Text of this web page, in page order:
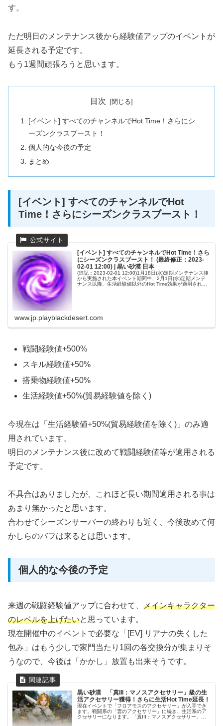
す。
ただ明日のメンテナンス後から経験値アップのイベントが
延長される予定です。
もう1週間頑張ろうと思います。
目次
[イベント] すべてのチャンネルでHot Time！さらにシ
ーズンクラスブースト！
個人的な今後の予定
まとめ
[イベント] すべてのチャンネルでHot
Time！さらにシーズンクラスブースト！
[イベント] すべてのチャンネルでHot Time！さら
にシーズンクラスブースト！ (最終修正：2023-
02-01 12:00) | 黒い砂漠 日本
(追記：2023-02-01 12:00)1月18日(水)定期メンテナンス後
から実施された本イベント期間中、2月1日(水)定期メンテ
ナンス以降、生活経験値以外のHot Time効果が適用されな
www.jp.playblackdesert.com
戦闘経験値+500%
スキル経験値+50%
搭乗物経験値+50%
生活経験値+50%(貿易経験値を除く)
今現在は「生活経験値+50%(貿易経験値を除く)」のみ適
用されています。
明日のメンテナンス後に改めて戦闘経験値等が適用される
予定です。
不具合はありましたが、これほど長い期間適用される事は
あまり無かったと思います。
合わせてシーズンサーバーの終わりも近く、今後改めて何
かしらのバフは来るとは思います。
個人的な今後の予定
来週の戦闘経験値アップに合わせて、 メインキャラクター
のレベルを上げたいと思っています。
現在開催中のイベントで必要な「[EV] リアナの失くした
包み」はもう少しで家門当たり1回の各交換分が集まりそ
うなので、今後は「かかし」放置も出来そうです。
黒い砂漠 「真III：マノスアクセサリー」級の生
活アクセサリー獲得！さらに生活Hot Time延長！
現在イベントで「フロアモスのアクセサリー」が入手でき
ます。戦闘系の「雲のアクセサリー」に続き、生活系のア
クセサリーになります。「真III：マノスアクセサリー」級